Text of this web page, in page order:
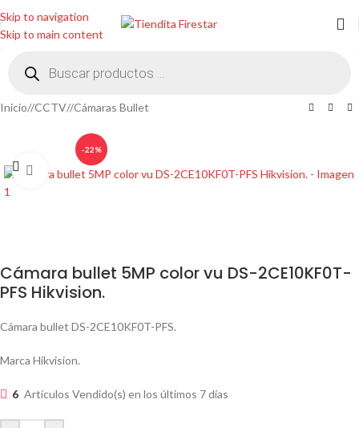
Skip to navigation
Skip to main content
Inicio/ CCTV/ Cámaras Bullet
-22%
Clic para ampliar
Cámara bullet 5MP color vu DS-2CE10KF0T-
PFS Hikvision.
Cámara bullet DS-2CE10KF0T-PFS.
Marca Hikvision.
6 Artículos Vendido(s) en los últimos 7 días